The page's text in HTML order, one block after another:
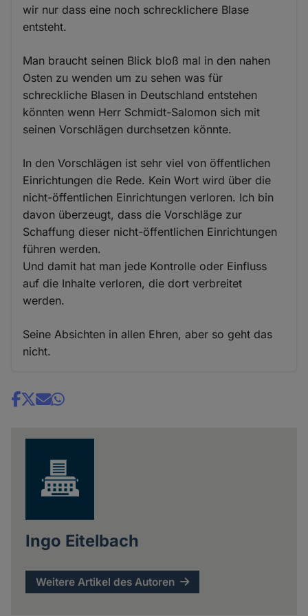
wir nur dass eine noch schrecklichere Blase
entsteht.
Man braucht seinen Blick bloß mal in den nahen
Osten zu wenden um zu sehen was für
schreckliche Blasen in Deutschland entstehen
könnten wenn Herr Schmidt-Salomon sich mit
seinen Vorschlägen durchsetzen könnte.
In den Vorschlägen ist sehr viel von öffentlichen
Einrichtungen die Rede. Kein Wort wird über die
nicht-öffentlichen Einrichtungen verloren. Ich bin
davon überzeugt, dass die Vorschläge zur
Schaffung dieser nicht-öffentlichen Einrichtungen
führen werden.
Und damit hat man jede Kontrolle oder Einfluss
auf die Inhalte verloren, die dort verbreitet
werden.
Seine Absichten in allen Ehren, aber so geht das
nicht.
Share
Ingo Eitelbach
Weitere Artikel des Autoren